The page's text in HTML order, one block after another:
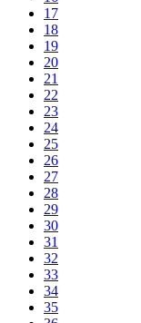
17
18
19
20
21
22
23
24
25
26
27
28
29
30
31
32
33
34
35